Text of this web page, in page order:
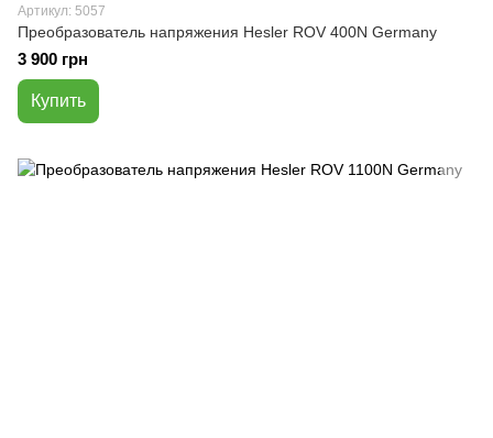
Артикул: 5057
Преобразователь напряжения Hesler ROV 400N Germany
3 900 грн
Купить